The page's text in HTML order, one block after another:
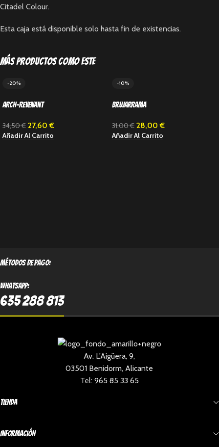
Citadel Colour.
Esta caja está disponible solo hasta fin de existencias.
Más productos como este
-20%
Arch-Revenant
34,50€ 27,60€
Añadir Al Carrito
-10%
Brujarrama
31,00€ 28,00€
Añadir Al Carrito
métodos de pago:
Whatsapp:
635 288 813
Av. L'Aigüera, 9,
03501 Benidorm, Alicante
Tel: 965 85 33 65
Tienda
Información